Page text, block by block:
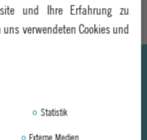
und Ihre Erfahrung zu
verwendeten Cookies und
Statistik